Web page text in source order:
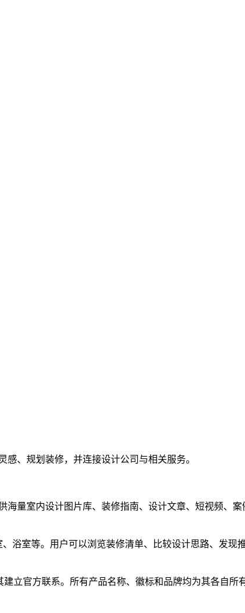
、规划装修，并连接设计公司与相关服务。
量室内设计图片库、装修指南、设计文章、短视频、
浴室等。用户可以浏览装修清单、比较设计思路、发现
立官方联系。所有产品名称、徽标和品牌均为其各自所